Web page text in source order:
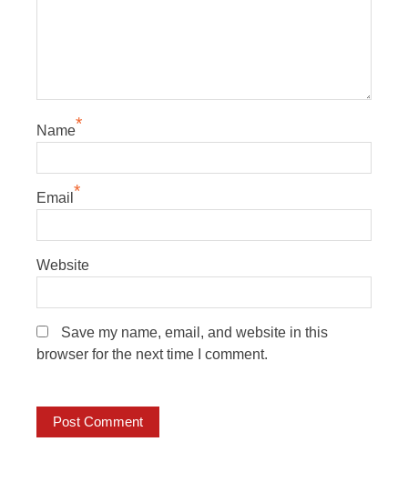
Name*
Email *
Website
Save my name, email, and website in this
browser for the next time I comment.